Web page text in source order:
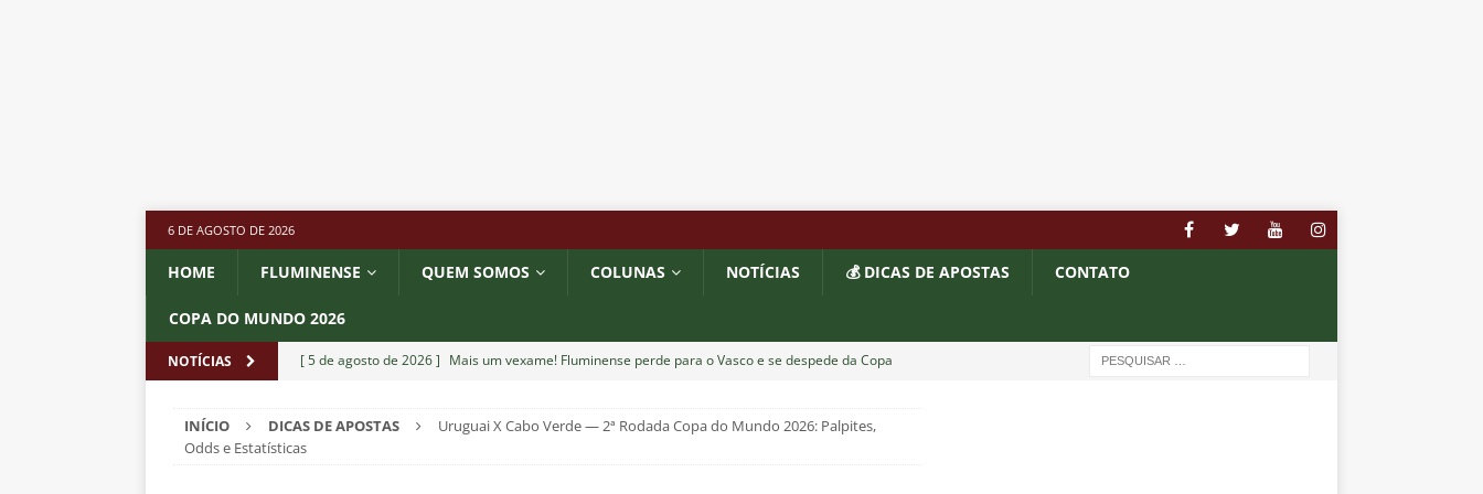
6 DE AGOSTO DE 2026
HOME FLUMINENSE QUEM SOMOS COLUNAS NOTÍCIAS 💰 DICAS DE APOSTAS CONTATO
COPA DO MUNDO 2026
NOTÍCIAS [ 5 de agosto de 2026 ] Mais um vexame! Fluminense perde para o Vasco e se despede da Copa
[ 5 de agosto de 2026 ] Fortaleza X Palmeiras — Oitavas Copa do Brasil 2026: Palpites, Odds e
INÍCIO DICAS DE APOSTAS
Uruguai X Cabo Verde — 2ª Rodada Copa do Mundo 2026: Palpites,
Odds e Estatísticas